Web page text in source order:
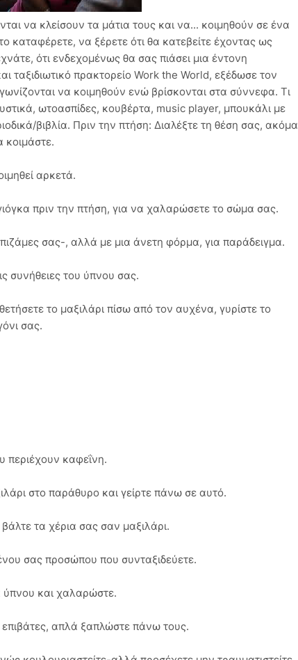
να κλείσουν τα μάτια τους και να... κοιμηθούν σε ένα
να ξέρετε ότι θα κατεβείτε έχοντας ως
ότι ενδεχομένως θα σας πιάσει μια έντονη
ταξιδιωτικό πρακτορείο Work the World, εξέδωσε τον
να κοιμηθούν ενώ βρίσκονται στα σύννεφα. Τι
ωτοασπίδες, κουβέρτα, music player, μπουκάλι με
βιβλία. Πριν την πτήση: Διαλέξτε τη θέση σας, ακόμα
κοιμάστε.
αρκετά.
πριν την πτήση, για να χαλαρώσετε το σώμα σας.
σας-, αλλά με μια άνετη φόρμα, για παράδειγμα.
συνήθειες του ύπνου σας.
το μαξιλάρι πίσω από τον αυχένα, γυρίστε το
σας.
καφεΐνη.
στο παράθυρο και γείρτε πάνω σε αυτό.
τα χέρια σας σαν μαξιλάρι.
σας προσώπου που συνταξιδεύετε.
ύπνου και χαλαρώστε.
απλά ξαπλώστε πάνω τους.